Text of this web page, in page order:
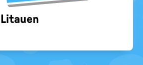
Li­tau­en